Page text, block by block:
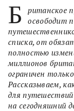
Б
ританское
освободит
списка, от
полностью
миллионов
ограничен
Рассказываем,
для
на сегодняшний